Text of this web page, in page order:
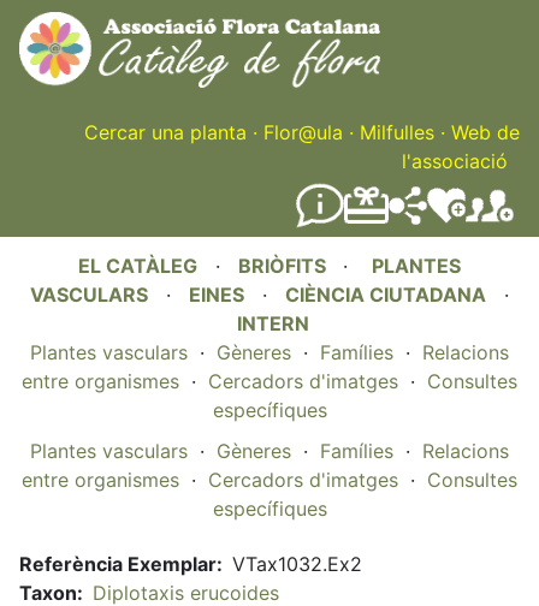
Skip
to
main
content
Cercar una planta · Flor@ula · Milfulles · Web de
l'associació
EL CATÀLEG · BRIÒFITS · PLANTES
VASCULARS · EINES · CIÈNCIA CIUTADANA ·
INTERN
Plantes vasculars · Gèneres · Famílies · Relacions
entre organismes · Cercadors d'imatges · Consultes
específiques
Plantes vasculars · Gèneres · Famílies · Relacions
entre organismes · Cercadors d'imatges · Consultes
específiques
Referència Exemplar
VTax1032.Ex2
Taxon
Diplotaxis erucoides